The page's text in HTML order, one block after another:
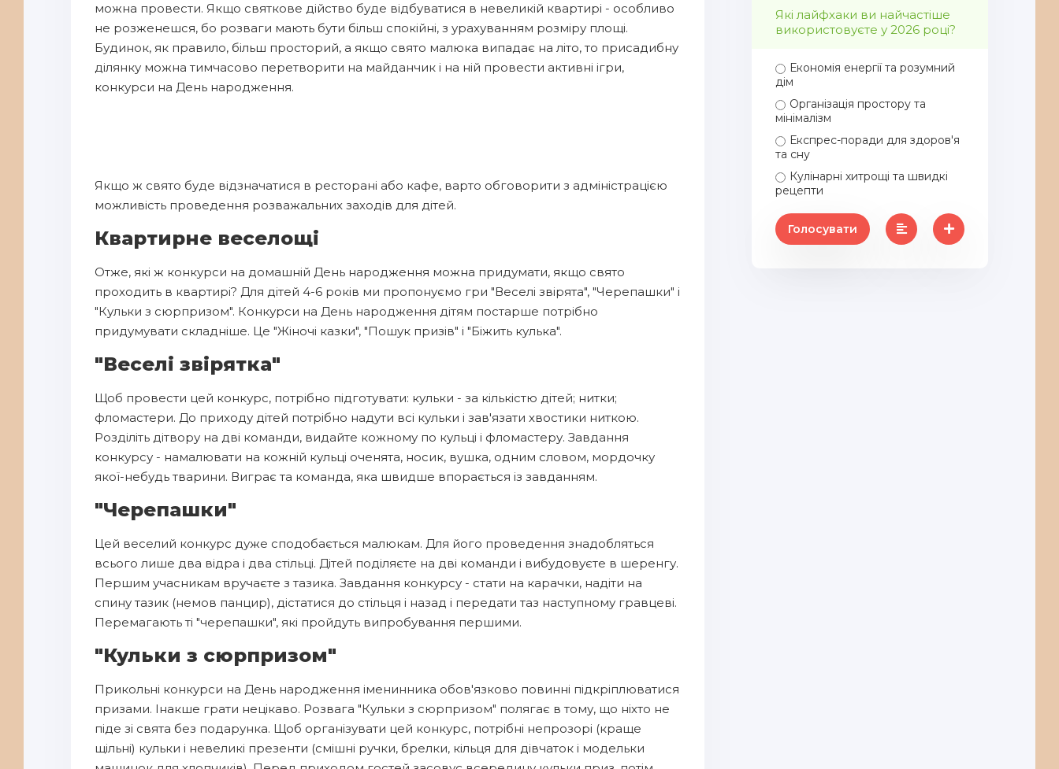
можна провести. Якщо святкове дійство буде відбуватися в невеликій квартирі - особливо
не розженешся, бо розваги мають бути більш спокійні, з урахуванням розміру площі.
Будинок, як правило, більш просторий, а якщо свято малюка випадає на літо, то присадибну
ділянку можна тимчасово перетворити на майданчик і на ній провести активні ігри,
конкурси на День народження.
Якщо ж свято буде відзначатися в ресторані або кафе, варто обговорити з адміністрацією
можливість проведення розважальних заходів для дітей.
Квартирне веселощі
Отже, які ж конкурси на домашній День народження можна придумати, якщо свято
проходить в квартирі? Для дітей 4-6 років ми пропонуємо гри "Веселі звірята", "Черепашки" і
"Кульки з сюрпризом". Конкурси на День народження дітям постарше потрібно
придумувати складніше. Це "Жіночі казки", "Пошук призів" і "Біжить кулька".
"Веселі звірятка"
Щоб провести цей конкурс, потрібно підготувати: кульки - за кількістю дітей; нитки;
фломастери. До приходу дітей потрібно надути всі кульки і зав'язати хвостики ниткою.
Розділіть дітвору на дві команди, видайте кожному по кульці і фломастеру. Завдання
конкурсу - намалювати на кожній кульці оченята, носик, вушка, одним словом, мордочку
якої-небудь тварини. Виграє та команда, яка швидше впорається із завданням.
"Черепашки"
Цей веселий конкурс дуже сподобається малюкам. Для його проведення знадобляться
всього лише два відра і два стільці. Дітей поділяєте на дві команди і вибудовуєте в шеренгу.
Першим учасникам вручаєте з тазика. Завдання конкурсу - стати на карачки, надіти на
спину тазик (немов панцир), дістатися до стільця і назад і передати таз наступному гравцеві.
Перемагають ті "черепашки", які пройдуть випробування першими.
"Кульки з сюрпризом"
Прикольні конкурси на День народження іменинника обов'язково повинні підкріплюватися
призами. Інакше грати нецікаво. Розвага "Кульки з сюрпризом" полягає в тому, що ніхто не
піде зі свята без подарунка. Щоб організувати цей конкурс, потрібні непрозорі (краще
щільні) кульки і невеликі презенти (смішні ручки, брелки, кільця для дівчаток і модельки
Які лайфхаки ви найчастіше
використовуєте у 2026 році?
Економія енергії та розумний
дім
Організація простору та
мінімалізм
Експрес-поради для здоров'я
та сну
Кулінарні хитрощі та швидкі
рецепти
Голосувати